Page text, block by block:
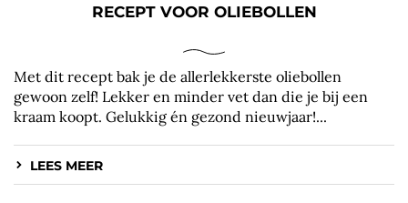
RECEPT VOOR OLIEBOLLEN
Met dit recept bak je de allerlekkerste oliebollen
gewoon zelf! Lekker en minder vet dan die je bij een
kraam koopt. Gelukkig én gezond nieuwjaar!...
LEES MEER